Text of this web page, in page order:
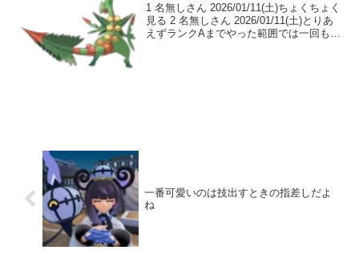
1 名無しさん 2026/01/11(土)ちょくちょく
見る 2 名無しさん 2026/01/11(土)とりあ
えずランクAまでやった範囲では一回も遭
一番可愛いのは技出すときの指差しだよ
ね